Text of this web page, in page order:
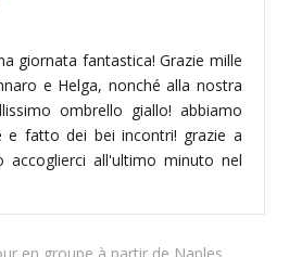
giornata fantastica! Grazie mille
e Helga, nonché alla nostra
ombrello giallo! abbiamo
e fatto dei bei incontri! grazie a
all'ultimo minuto nel